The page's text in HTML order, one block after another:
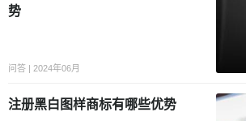
势
问答 | 2024年06月
注册黑白图样商标有哪些优势